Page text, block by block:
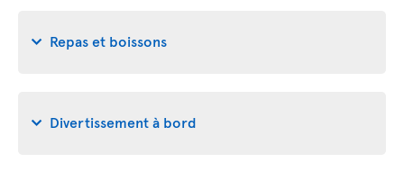
Repas et boissons
Divertissement à bord